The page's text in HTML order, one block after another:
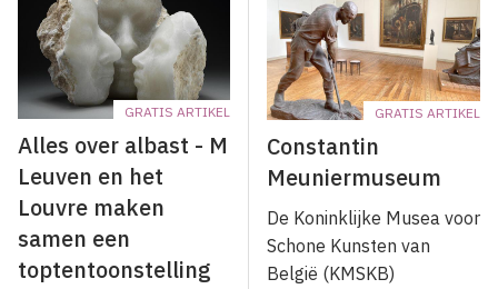
GRATIS ARTIKEL
Alles over albast - M
Leuven en het
Louvre maken
samen een
toptentoonstelling
GRATIS ARTIKEL
Constantin
Meuniermuseum
De Koninklijke Musea voor
Schone Kunsten van
België (KMSKB)